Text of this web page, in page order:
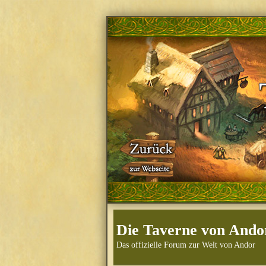
Die Taverne von
Das offizielle Forum zur Welt von Andor